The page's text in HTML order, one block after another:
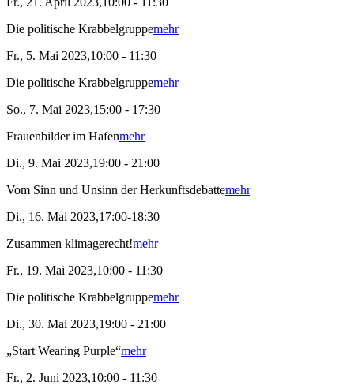
Die politische Krabbelgruppemehr
Fr., 5. Mai 2023,10:00 - 11:30
Die politische Krabbelgruppemehr
So., 7. Mai 2023,15:00 - 17:30
Frauenbilder im Hafenmehr
Di., 9. Mai 2023,19:00 - 21:00
Vom Sinn und Unsinn der Herkunftsdebattemehr
Di., 16. Mai 2023,17:00-18:30
Zusammen klimagerecht!mehr
Fr., 19. Mai 2023,10:00 - 11:30
Die politische Krabbelgruppemehr
Di., 30. Mai 2023,19:00 - 21:00
„Start Wearing Purple“mehr
Fr., 2. Juni 2023,10:00 - 11:30